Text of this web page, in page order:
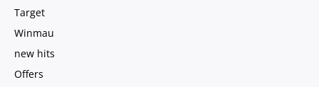
Target
Winmau
new hits
Offers